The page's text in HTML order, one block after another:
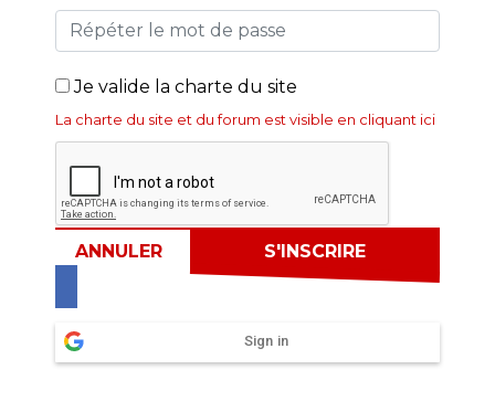
Je valide la charte du site
La charte du site et du forum est visible en cliquant ici
Sign in